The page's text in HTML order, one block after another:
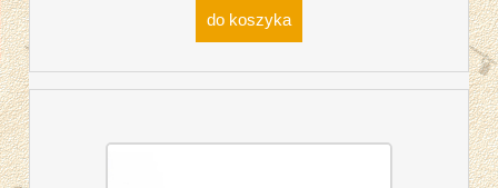
do koszyka